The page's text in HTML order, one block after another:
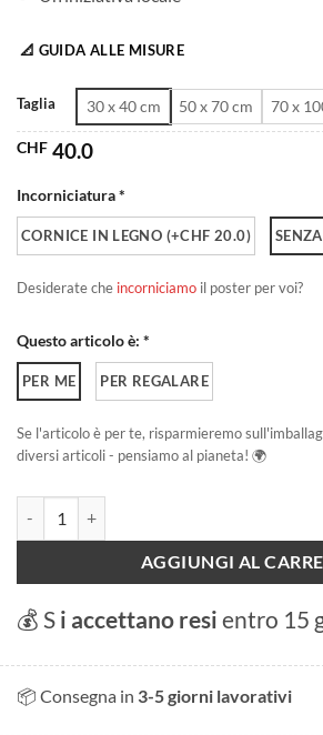
📐 GUIDA ALLE MISURE
Taglia 30 x 40 cm 50 x 70 cm 70 x
CHF 40.0
Incorniciatura *
CORNICE IN LEGNO (+CHF 20.0)
Desiderate che incorniciamo il poster per voi?
Questo articolo è: *
PER ME PER REGALARE
Se l'articolo è per te, risparmieremo
diversi articoli - pensiamo al pianeta! 🌍
AGGIUNGI AL
💰 S i accettano resi entro 15
📦 Consegna in 3-5 giorni lavorativi